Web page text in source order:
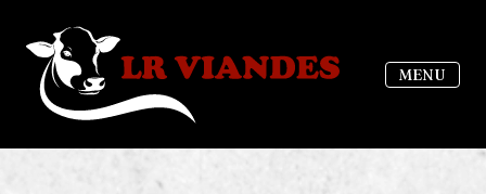
MENU